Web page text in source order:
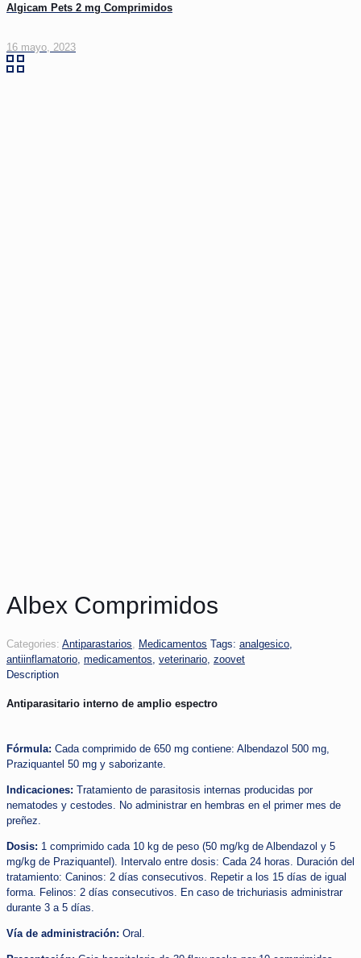
Algicam Pets 2 mg Comprimidos
16 mayo, 2023
Albex Comprimidos
Categories: Antiparastarios, Medicamentos Tags: analgesico,
antiinflamatorio, medicamentos, veterinario, zoovet
Description
Antiparasitario interno de amplio espectro
Fórmula: Cada comprimido de 650 mg contiene: Albendazol 500 mg,
Praziquantel 50 mg y saborizante.
Indicaciones: Tratamiento de parasitosis internas producidas por
nematodes y cestodes. No administrar en hembras en el primer mes de
preñez.
Dosis: 1 comprimido cada 10 kg de peso (50 mg/kg de Albendazol y 5
mg/kg de Praziquantel). Intervalo entre dosis: Cada 24 horas. Duración del
tratamiento: Caninos: 2 días consecutivos. Repetir a los 15 días de igual
forma. Felinos: 2 días consecutivos. En caso de trichuriasis administrar
durante 3 a 5 días.
Vía de administración: Oral.